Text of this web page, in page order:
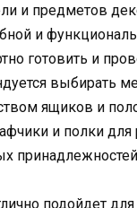
и предметов
и
готовить и
выбирать
ящиков и
и полки
подойдет